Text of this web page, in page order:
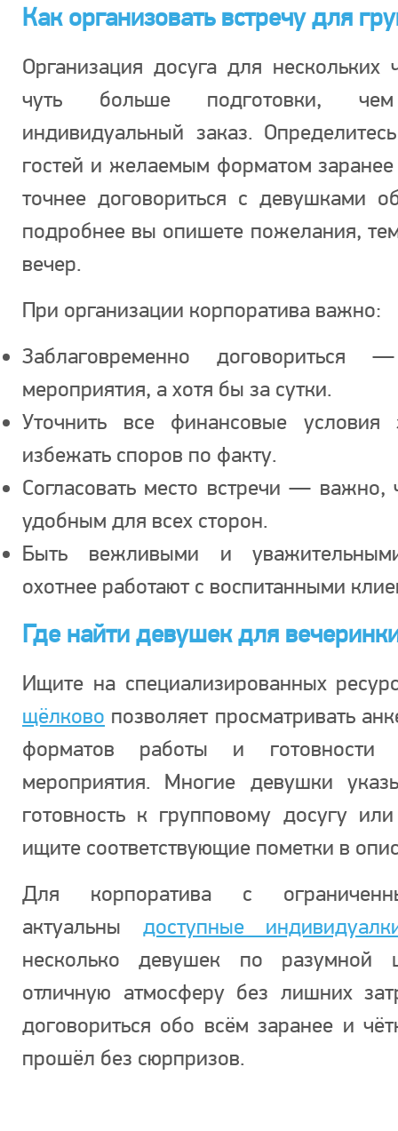
Как организовать встречу для
Организация досуга для нескольких
чуть больше подготовки, чем
индивидуальный заказ.
гостей и желаемым форматом
точнее договориться с девушками
подробнее вы опишете пожелания,
вечер.
При организации корпоратива важно:
Заблаговременно
мероприятия, а хотя бы за сутки.
Уточнить все финансовые условия
избежать споров по факту.
Согласовать место встречи —
удобным для всех сторон.
Быть вежливыми и
охотнее работают с воспитанными
Где найти девушек для
Ищите на специализированных
щёлково позволяет просматривать
форматов работы и
мероприятия. Многие девушки
готовность к групповому досугу
ищите соответствующие пометки в
Для корпоратива с
актуальны доступные
несколько девушек по разумной
отличную атмосферу без лишних
договориться обо всём заранее и
прошёл без сюрпризов.